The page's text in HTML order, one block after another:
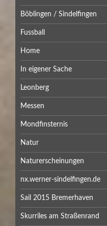
Böblingen / Sindelfingen
Fussball
Home
In eigener Sache
Leonberg
Messen
Mondfinsternis
Natur
Naturerscheinungen
nx.werner-sindelfingen.de
Sail 2015 Bremerhaven
Skurriles am Straßenrand